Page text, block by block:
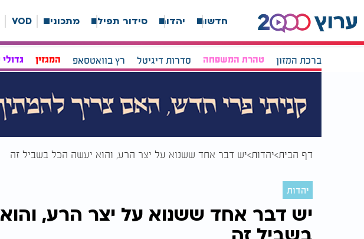
חדשות יהדות סידור תפילה מתכונים VOD
ברכת המזון טהרת המשפחה סדרות דיגיטל רץ בוואטסאפ המגזין
דף הבית יהדות יש דבר אחד ששנוא על יצר הרע, והוא יעשה הכל בשביל זה
יהדות
יש דבר אחד ששנוא על יצר הרע,